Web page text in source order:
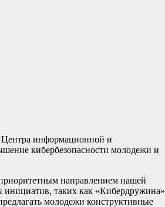
Центра информационной и
кибербезопасности молодежи и
направлением нашей
инициатив, таких как «Кибердружина»
молодежи конструктивные